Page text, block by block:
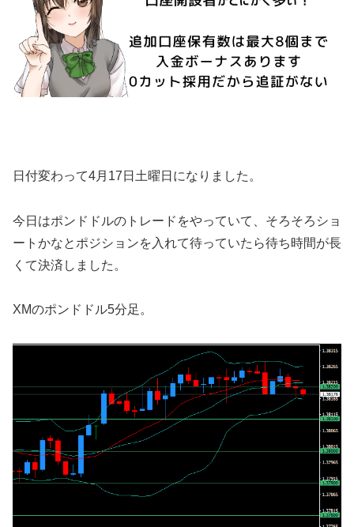
日付変わって4月17日土曜日になりました。
今日はポンドドルのトレードをやっていて、そろそろショ
ートかなとポジションを入れて待っていたら待ち時間が長
くて決済しました。
XMのポンドドル5分足。